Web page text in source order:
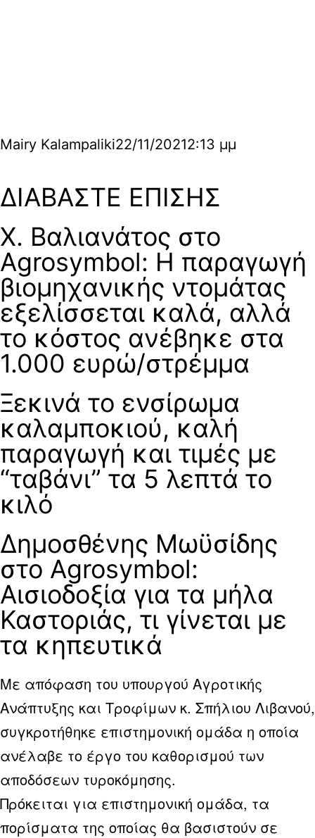
Mairy Kalampaliki22/11/20212:13 μμ
ΔΙΑΒΑΣΤΕ ΕΠΙΣΗΣ
Χ. Βαλιανάτος στο
Agrosymbol: Η παραγωγή
βιομηχανικής ντομάτας
εξελίσσεται καλά, αλλά
το κόστος ανέβηκε στα
1.000 ευρώ/στρέμμα
Ξεκινά το ενσίρωμα
καλαμποκιού, καλή
παραγωγή και τιμές με
“ταβάνι” τα 5 λεπτά το
κιλό
Δημοσθένης Μωϋσίδης
στο Agrosymbol:
Αισιοδοξία για τα μήλα
Καστοριάς, τι γίνεται με
τα κηπευτικά
Με απόφαση του υπουργού Αγροτικής
Ανάπτυξης και Τροφίμων κ. Σπήλιου Λιβανού,
συγκροτήθηκε επιστημονική ομάδα η οποία
ανέλαβε το έργο του καθορισμού των
αποδόσεων τυροκόμησης.
Πρόκειται για επιστημονική ομάδα, τα
πορίσματα της οποίας θα βασιστούν σε